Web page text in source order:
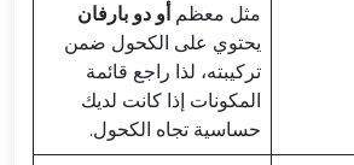
مثل معظم أو دو بارفان
يحتوي على الكحول ضمن
تركيبته، لذا راجع قائمة
المكونات إذا كانت لديك
حساسية تجاه الكحول.